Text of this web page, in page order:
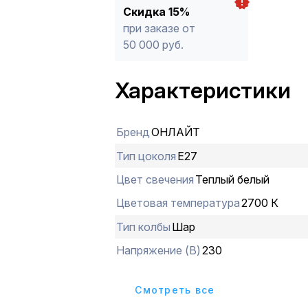
Скидка 15%
при заказе от
50 000 руб.
Характеристики
БрендОНЛАЙТ
Тип цоколя E27
Цвет свечения Теплый белый
Цветовая температура2700 К
Тип колбы Шар
Напряжение (В) 230
Cмотреть все